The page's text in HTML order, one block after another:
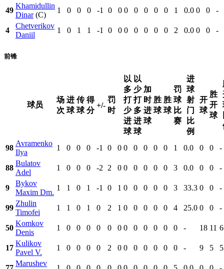
49
Khamidullin
Dinar(C)
1 0 0 0 -1 0 0 0 0 0 0 0 1 0.0 0 0 -
4
Chetverikov
Daniil
1 0 1 1 -1 0 0 0 0 0 0 0 2 0.0 0 0 -
前锋
球员
场
次
进
球
传
球
得
分
+/-
罚
时
以
多
打
少
进
球
以
少
打
多
进
球
加
时
进
球
胜
球
胜
球
罚
球
比
赛
进
球
射
门
比
例
开
球
胜
开
球
98
Avramenko
Ilya
1 0 0 0 -1 0 0 0 0 0 0 0 1 0.0 0 0 -
88
Bulatov
Adel
1 0 0 0 -2 2 0 0 0 0 0 0 3 0.0 0 0 -
9
Bykov
Maxim Dm.
1 1 0 1 -1 0 1 0 0 0 0 0 3 33.3 0 0 -
99
Zhulin
Timofei
1 1 0 1 0 2 1 0 0 0 0 0 4 25.0 0 0 -
50
Komkov
Denis
1 0 0 0 0 0 0 0 0 0 0 0 0 - 18 11
17
Kulikov
Pavel V.
1 0 0 0 0 2 0 0 0 0 0 0 0 - 9 5
Marushev